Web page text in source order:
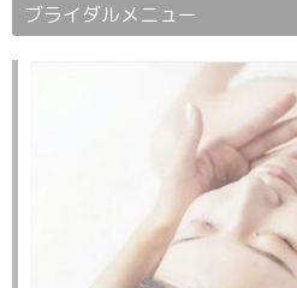
ブライダルメニュー